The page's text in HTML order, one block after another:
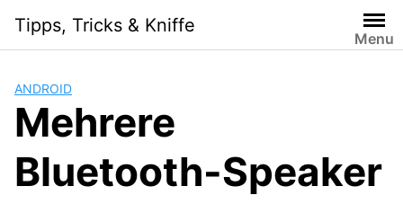
i
Tipps, Tricks & Kniffe
Menu
ANDROID
Mehrere
Bluetooth-Speaker